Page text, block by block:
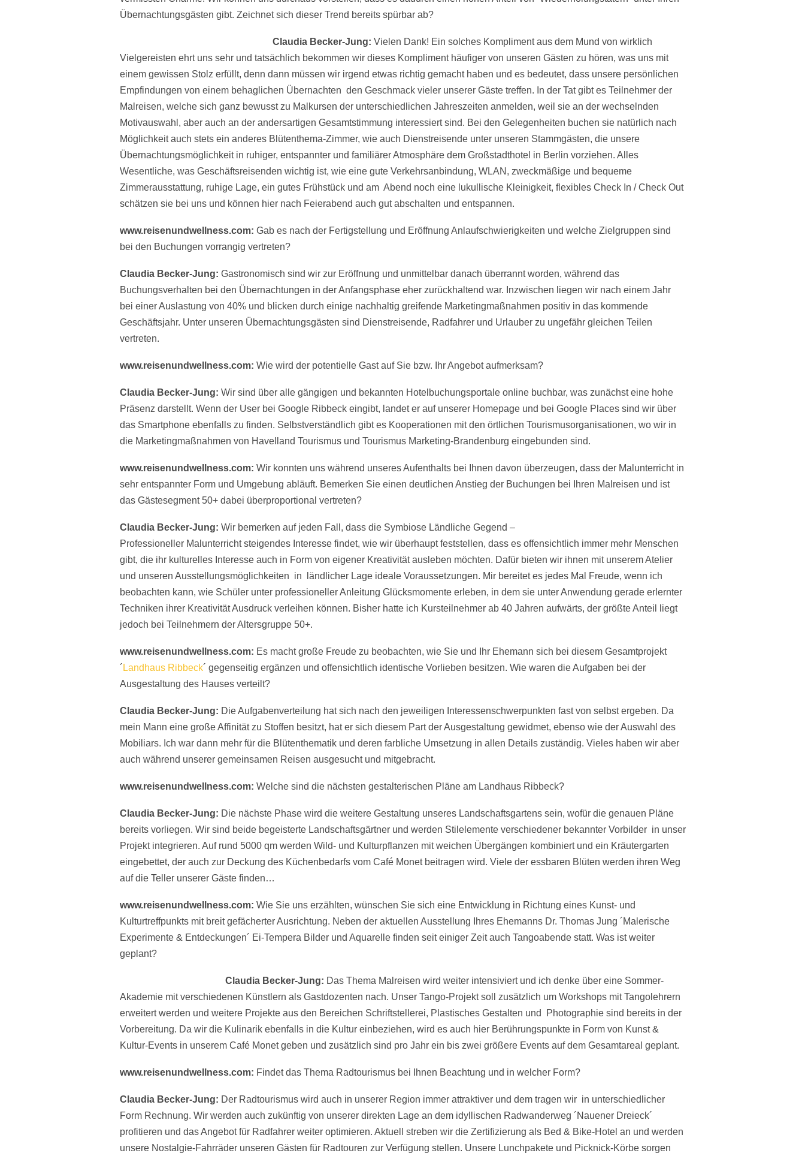
Übernachtungsgästen gibt. Zeichnet sich dieser Trend bereits spürbar ab?
Claudia Becker-Jung: Vielen Dank! Ein solches Kompliment aus dem Mund von wirklich
Vielgereisten ehrt uns sehr und tatsächlich bekommen wir dieses Kompliment häufiger von unseren Gästen zu hören, was uns mit
einem gewissen Stolz erfüllt, denn dann müssen wir irgend etwas richtig gemacht haben und es bedeutet, dass unsere persönlichen
Empfindungen von einem behaglichen Übernachten den Geschmack vieler unserer Gäste treffen. In der Tat gibt es Teilnehmer der
Malreisen, welche sich ganz bewusst zu Malkursen der unterschiedlichen Jahreszeiten anmelden, weil sie an der wechselnden
Motivauswahl, aber auch an der andersartigen Gesamtstimmung interessiert sind. Bei den Gelegenheiten buchen sie natürlich nach
Möglichkeit auch stets ein anderes Blütenthema-Zimmer, wie auch Dienstreisende unter unseren Stammgästen, die unsere
Übernachtungsmöglichkeit in ruhiger, entspannter und familiärer Atmosphäre dem Großstadthotel in Berlin vorziehen. Alles
Wesentliche, was Geschäftsreisenden wichtig ist, wie eine gute Verkehrsanbindung, WLAN, zweckmäßige und bequeme
Zimmerausstattung, ruhige Lage, ein gutes Frühstück und am Abend noch eine lukullische Kleinigkeit, flexibles Check In / Check Out
schätzen sie bei uns und können hier nach Feierabend auch gut abschalten und entspannen.
www.reisenundwellness.com: Gab es nach der Fertigstellung und Eröffnung Anlaufschwierigkeiten und welche Zielgruppen sind
bei den Buchungen vorrangig vertreten?
Claudia Becker-Jung: Gastronomisch sind wir zur Eröffnung und unmittelbar danach überrannt worden, während das
Buchungsverhalten bei den Übernachtungen in der Anfangsphase eher zurückhaltend war. Inzwischen liegen wir nach einem Jahr
bei einer Auslastung von 40% und blicken durch einige nachhaltig greifende Marketingmaßnahmen positiv in das kommende
Geschäftsjahr. Unter unseren Übernachtungsgästen sind Dienstreisende, Radfahrer und Urlauber zu ungefähr gleichen Teilen
vertreten.
www.reisenundwellness.com: Wie wird der potentielle Gast auf Sie bzw. Ihr Angebot aufmerksam?
Claudia Becker-Jung: Wir sind über alle gängigen und bekannten Hotelbuchungsportale online buchbar, was zunächst eine hohe
Präsenz darstellt. Wenn der User bei Google Ribbeck eingibt, landet er auf unserer Homepage und bei Google Places sind wir über
das Smartphone ebenfalls zu finden. Selbstverständlich gibt es Kooperationen mit den örtlichen Tourismusorganisationen, wo wir in
die Marketingmaßnahmen von Havelland Tourismus und Tourismus Marketing-Brandenburg eingebunden sind.
www.reisenundwellness.com: Wir konnten uns während unseres Aufenthalts bei Ihnen davon überzeugen, dass der Malunterricht in
sehr entspannter Form und Umgebung abläuft. Bemerken Sie einen deutlichen Anstieg der Buchungen bei Ihren Malreisen und ist
das Gästesegment 50+ dabei überproportional vertreten?
Claudia Becker-Jung: Wir bemerken auf jeden Fall, dass die Symbiose Ländliche Gegend –
Professioneller Malunterricht steigendes Interesse findet, wie wir überhaupt feststellen, dass es offensichtlich immer mehr Menschen
gibt, die ihr kulturelles Interesse auch in Form von eigener Kreativität ausleben möchten. Dafür bieten wir ihnen mit unserem Atelier
und unseren Ausstellungsmöglichkeiten in ländlicher Lage ideale Voraussetzungen. Mir bereitet es jedes Mal Freude, wenn ich
beobachten kann, wie Schüler unter professioneller Anleitung Glücksmomente erleben, in dem sie unter Anwendung gerade erlernter
Techniken ihrer Kreativität Ausdruck verleihen können. Bisher hatte ich Kursteilnehmer ab 40 Jahren aufwärts, der größte Anteil liegt
jedoch bei Teilnehmern der Altersgruppe 50+.
www.reisenundwellness.com: Es macht große Freude zu beobachten, wie Sie und Ihr Ehemann sich bei diesem Gesamtprojekt
´ Landhaus Ribbeck´ gegenseitig ergänzen und offensichtlich identische Vorlieben besitzen. Wie waren die Aufgaben bei der
Ausgestaltung des Hauses verteilt?
Claudia Becker-Jung: Die Aufgabenverteilung hat sich nach den jeweiligen Interessenschwerpunkten fast von selbst ergeben. Da
mein Mann eine große Affinität zu Stoffen besitzt, hat er sich diesem Part der Ausgestaltung gewidmet, ebenso wie der Auswahl des
Mobiliars. Ich war dann mehr für die Blütenthematik und deren farbliche Umsetzung in allen Details zuständig. Vieles haben wir aber
auch während unserer gemeinsamen Reisen ausgesucht und mitgebracht.
www.reisenundwellness.com: Welche sind die nächsten gestalterischen Pläne am Landhaus Ribbeck?
Claudia Becker-Jung: Die nächste Phase wird die weitere Gestaltung unseres Landschaftsgartens sein, wofür die genauen Pläne
bereits vorliegen. Wir sind beide begeisterte Landschaftsgärtner und werden Stilelemente verschiedener bekannter Vorbilder in unser
Projekt integrieren. Auf rund 5000 qm werden Wild- und Kulturpflanzen mit weichen Übergängen kombiniert und ein Kräutergarten
eingebettet, der auch zur Deckung des Küchenbedarfs vom Café Monet beitragen wird. Viele der essbaren Blüten werden ihren Weg
auf die Teller unserer Gäste finden…
www.reisenundwellness.com: Wie Sie uns erzählten, wünschen Sie sich eine Entwicklung in Richtung eines Kunst- und
Kulturtreffpunkts mit breit gefächerter Ausrichtung. Neben der aktuellen Ausstellung Ihres Ehemanns Dr. Thomas Jung ´Malerische
Experimente & Entdeckungen´ Ei-Tempera Bilder und Aquarelle finden seit einiger Zeit auch Tangoabende statt. Was ist weiter
geplant?
Claudia Becker-Jung: Das Thema Malreisen wird weiter intensiviert und ich denke über eine Sommer-
Akademie mit verschiedenen Künstlern als Gastdozenten nach. Unser Tango-Projekt soll zusätzlich um Workshops mit Tangolehrern
erweitert werden und weitere Projekte aus den Bereichen Schriftstellerei, Plastisches Gestalten und Photographie sind bereits in der
Vorbereitung. Da wir die Kulinarik ebenfalls in die Kultur einbeziehen, wird es auch hier Berührungspunkte in Form von Kunst &
Kultur-Events in unserem Café Monet geben und zusätzlich sind pro Jahr ein bis zwei größere Events auf dem Gesamtareal geplant.
www.reisenundwellness.com: Findet das Thema Radtourismus bei Ihnen Beachtung und in welcher Form?
Claudia Becker-Jung: Der Radtourismus wird auch in unserer Region immer attraktiver und dem tragen wir in unterschiedlicher
Form Rechnung. Wir werden auch zukünftig von unserer direkten Lage an dem idyllischen Radwanderweg ´Nauener Dreieck´
profitieren und das Angebot für Radfahrer weiter optimieren. Aktuell streben wir die Zertifizierung als Bed & Bike-Hotel an und werden
unsere Nostalgie-Fahrräder unseren Gästen für Radtouren zur Verfügung stellen. Unsere Lunchpakete und Picknick-Körbe sorgen